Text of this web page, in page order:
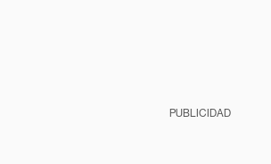
PUBLICIDAD